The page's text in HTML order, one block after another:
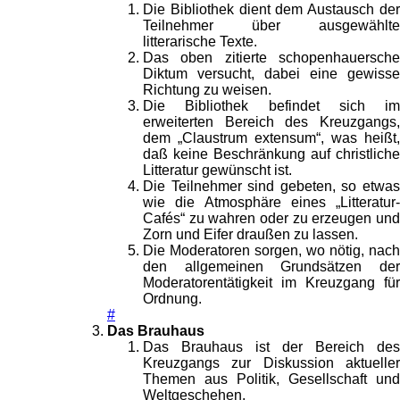
Die Bibliothek dient dem Austausch der
Teilnehmer über ausgewählte
litterarische Texte.
Das oben zitierte schopenhauersche
Diktum versucht, dabei eine gewisse
Richtung zu weisen.
Die Bibliothek befindet sich im
erweiterten Bereich des Kreuzgangs,
dem „Claustrum extensum“, was heißt,
daß keine Beschränkung auf christliche
Litteratur gewünscht ist.
Die Teilnehmer sind gebeten, so etwas
wie die Atmosphäre eines „Litteratur-
Cafés“ zu wahren oder zu erzeugen und
Zorn und Eifer draußen zu lassen.
Die Moderatoren sorgen, wo nötig, nach
den allgemeinen Grundsätzen der
Moderatorentätigkeit im Kreuzgang für
Ordnung.
#
Das Brauhaus
Das Brauhaus ist der Bereich des
Kreuzgangs zur Diskussion aktueller
Themen aus Politik, Gesellschaft und
Weltgeschehen.